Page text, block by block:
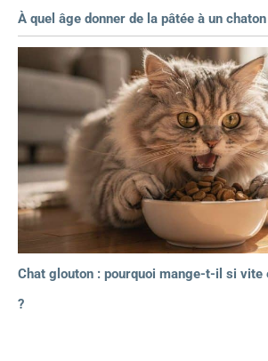
À quel âge donner de la pâtée à un chaton
Chat glouton : pourquoi mange-t-il si vite
?